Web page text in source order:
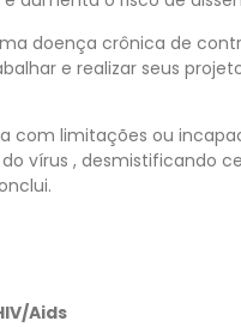
doença crônica de
e realizar seus
com limitações ou
vírus , desmistificando
Aids